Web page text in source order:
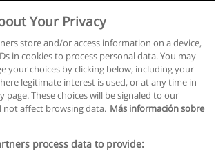
İleri
-4
Your Privacy
store and/or access information on a device,
in cookies to process personal data. You may
your choices by clicking below, including your
legitimate interest is used, or at any time in
page. These choices will be signaled to our
not affect browsing data. Más información sobre
process data to provide: